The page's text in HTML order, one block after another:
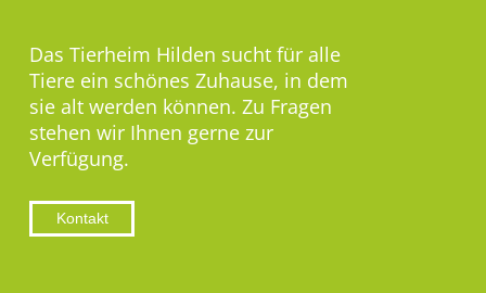
Das Tierheim Hilden sucht für alle
Tiere ein schönes Zuhause, in dem
sie alt werden können. Zu Fragen
stehen wir Ihnen gerne zur
Verfügung.
Kontakt